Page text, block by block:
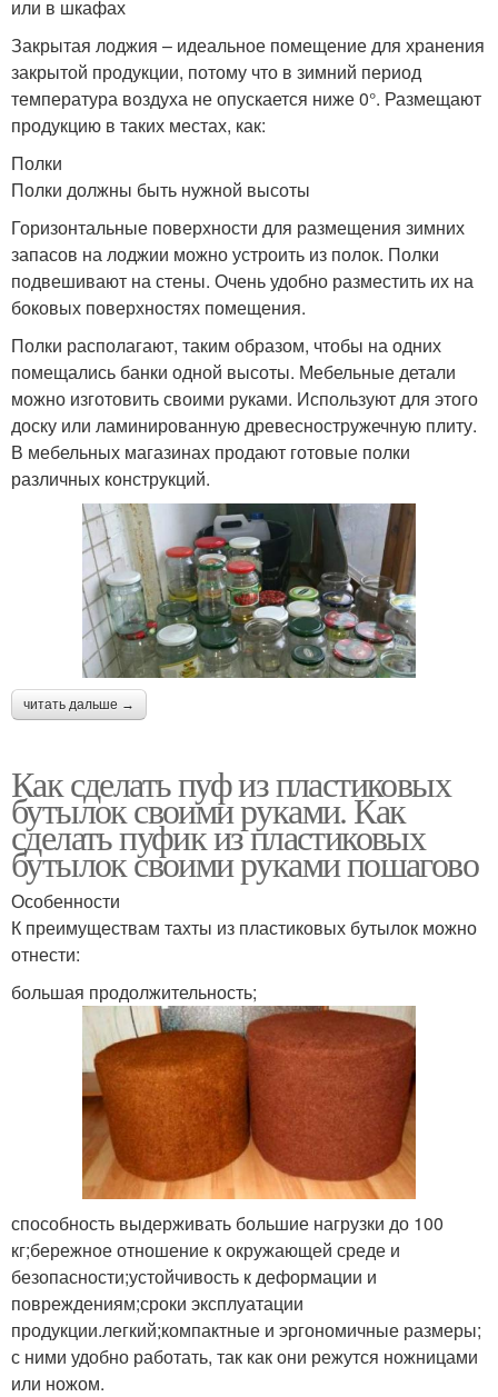
или в шкафах
Закрытая лоджия – идеальное помещение для хранения
закрытой продукции, потому что в зимний период
температура воздуха не опускается ниже 0°. Размещают
продукцию в таких местах, как:
Полки
Полки должны быть нужной высоты
Горизонтальные поверхности для размещения зимних
запасов на лоджии можно устроить из полок. Полки
подвешивают на стены. Очень удобно разместить их на
боковых поверхностях помещения.
Полки располагают, таким образом, чтобы на одних
помещались банки одной высоты. Мебельные детали
можно изготовить своими руками. Используют для этого
доску или ламинированную древесностружечную плиту.
В мебельных магазинах продают готовые полки
различных конструкций.
читать дальше →
Как сделать пуф из пластиковых
бутылок своими руками. Как
сделать пуфик из пластиковых
бутылок своими руками пошагово
Особенности
К преимуществам тахты из пластиковых бутылок можно
отнести:
большая продолжительность;
способность выдерживать большие нагрузки до 100
кг;бережное отношение к окружающей среде и
безопасности;устойчивость к деформации и
повреждениям;сроки эксплуатации
продукции.легкий;компактные и эргономичные размеры;
с ними удобно работать, так как они режутся ножницами
или ножом.